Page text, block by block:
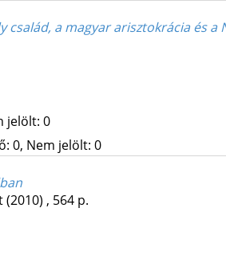
család, a magyar arisztokrácia és
jelölt: 0
0, Nem jelölt: 0
(2010) , 564 p.